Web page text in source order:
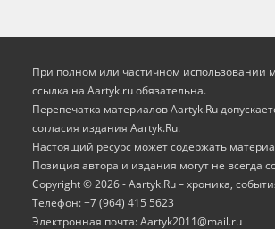
При полном или частичном использовании
ссылка на Aartyk.ru oбязательна.
Перепечатка материалов Aartyk.Ru
согласия издания Aartyk.Ru.
Настоящий ресурс может содержать
Позиция автора и издания могут не всегда
Copyright © 2026 - Aartyk.Ru – хроника,
Телефон: +7 (964) 415 5623
Электронная почта: Aartyk2011@mail.ru